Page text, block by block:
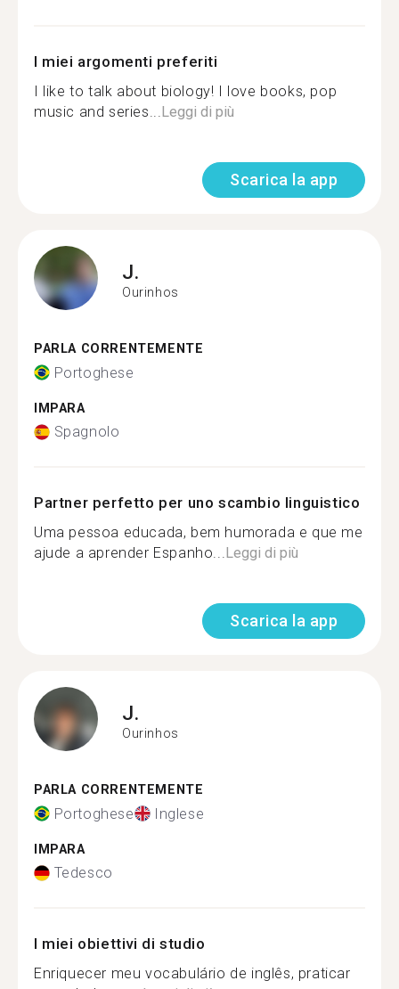
I miei argomenti preferiti
I like to talk about biology! I love books, pop
music and series...Leggi di più
Scarica la app
J.
Ourinhos
PARLA CORRENTEMENTE
Portoghese
IMPARA
Spagnolo
Partner perfetto per uno scambio linguistico
Uma pessoa educada, bem humorada e que me
ajude a aprender Espanho...Leggi di più
Scarica la app
J.
Ourinhos
PARLA CORRENTEMENTE
Portoghese Inglese
IMPARA
Tedesco
I miei obiettivi di studio
Enriquecer meu vocabulário de inglês, praticar